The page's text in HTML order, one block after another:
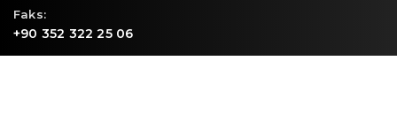
Faks:
+90 352 322 25 06